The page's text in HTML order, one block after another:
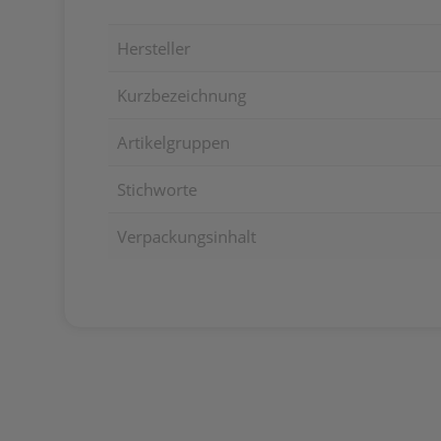
Hersteller
Kurzbezeichnung
Artikelgruppen
Stichworte
Verpackungsinhalt